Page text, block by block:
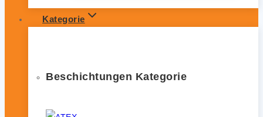
Kategorie
Beschichtungen Kategorie